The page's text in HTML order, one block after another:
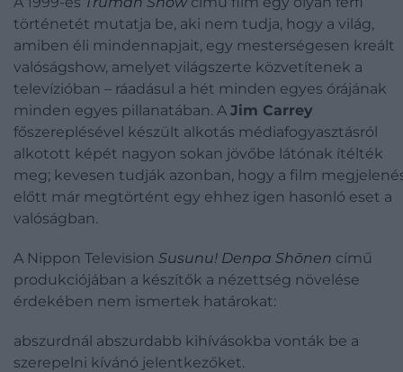
történetét mutatja be, aki nem tudja, hogy a világ,
amiben éli mindennapjait, egy mesterségesen kreált
valóságshow, amelyet világszerte közvetítenek a
televízióban – ráadásul a hét minden egyes órájának
minden egyes pillanatában. A Jim Carrey
főszereplésével készült alkotás médiafogyasztásról
alkotott képét nagyon sokan jövőbe látónak ítélték
meg; kevesen tudják azonban, hogy a film
előtt már megtörtént egy ehhez igen hasonló eset a
valóságban.
A Nippon Television Susunu! Denpa Shōnen című
produkciójában a készítők a nézettség növelése
érdekében nem ismertek határokat:
abszurdnál abszurdabb kihívásokba vonták be a
szerepelni kívánó jelentkezőket.